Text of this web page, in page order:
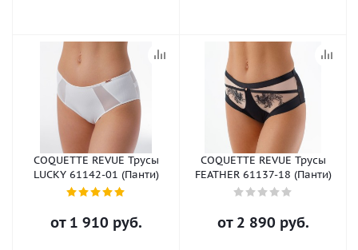
COQUETTE REVUE Трусы
LUCKY 61142-01 (Панти)
от 1 910 руб.
COQUETTE REVUE Трусы
FEATHER 61137-18 (Панти)
от 2 890 руб.